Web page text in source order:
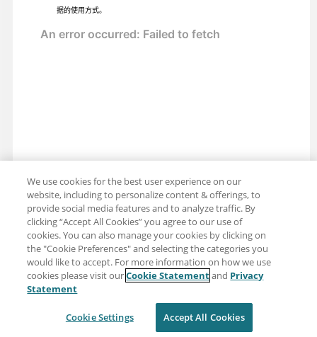
据的使用方式。
分享：电子邮件
推特
使用条款
We use cookies for the best user experience on our
website, including to personalize content & offerings, to
provide social media features and to analyze traffic. By
clicking “Accept All Cookies” you agree to our use of
cookies. You can also manage your cookies by clicking on
the "Cookie Preferences" and selecting the categories you
would like to accept. For more information on how we use
cookies please visit ourCookie Statementand Privacy
Statement
Cookie Settings Accept All Cookies